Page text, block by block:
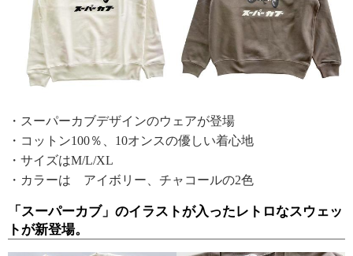
・スーパーカブデザインのウェアが登場
・コットン100％、10オンスの優しい着心地
・サイズはM/L/XL
・カラーは アイボリー、チャコールの2色
「スーパーカブ」のイラストが入ったレトロなスウェッ
トが新登場。